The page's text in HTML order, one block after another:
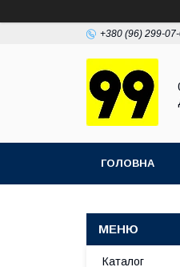
+380 (96) 299-
ГОЛОВНА
Каталог